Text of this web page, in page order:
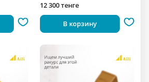
12 300 тенге
В корзину